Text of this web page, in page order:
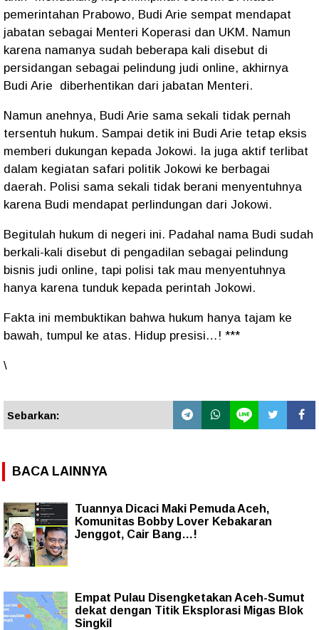
pemerintahan Prabowo, Budi Arie sempat mendapat
jabatan sebagai Menteri Koperasi dan UKM. Namun
karena namanya sudah beberapa kali disebut di
persidangan sebagai pelindung judi online, akhirnya
Budi Arie
diberhentikan dari jabatan Menteri.
Namun anehnya, Budi Arie sama sekali tidak pernah
tersentuh hukum. Sampai detik ini Budi Arie tetap eksis
memberi dukungan kepada Jokowi. Ia juga aktif terlibat
dalam kegiatan safari politik Jokowi ke berbagai
daerah. Polisi sama sekali tidak berani menyentuhnya
karena Budi mendapat perlindungan dari Jokowi.
Begitulah hukum di negeri ini. Padahal nama Budi sudah
berkali-kali disebut di pengadilan sebagai pelindung
bisnis judi online, tapi polisi tak mau menyentuhnya
hanya karena tunduk kepada perintah Jokowi.
Fakta ini membuktikan bahwa hukum hanya tajam ke
bawah, tumpul ke atas. Hidup presisi…! ***
\
Sebarkan:
BACA LAINNYA
Tuannya Dicaci Maki Pemuda Aceh,
Komunitas Bobby Lover Kebakaran
Jenggot, Cair Bang…!
Empat Pulau Disengketakan Aceh-Sumut
dekat dengan Titik Eksplorasi Migas Blok
Singkil